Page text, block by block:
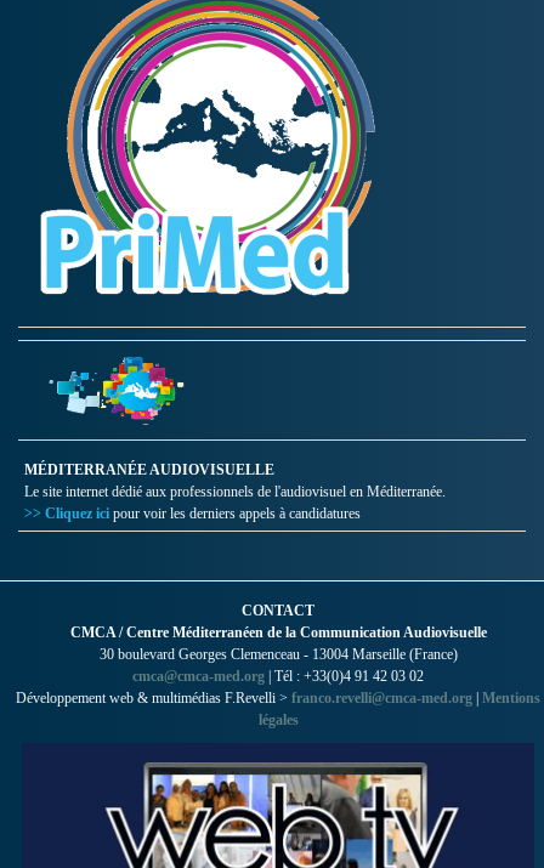
MÉDITERRANÉE AUDIOVISUELLE
Le site internet dédié aux professionnels de l'audiovisuel en Méditerranée.
>> Cliquez ici pour voir les derniers appels à candidatures
CONTACT
CMCA / Centre Méditerranéen de la Communication Audiovisuelle
30 boulevard Georges Clemenceau - 13004 Marseille (France)
cmca@cmca-med.org | Tél : +33(0)4 91 42 03 02
Développement web & multimédias F.Revelli > franco.revelli@cmca-med.org | Mentions
légales